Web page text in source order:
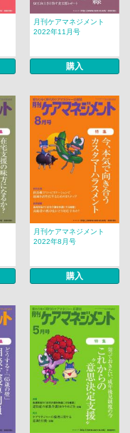
月刊ケアマネジメント
2022年11月号
購入
月刊ケアマネジメント
2022年8月号
購入